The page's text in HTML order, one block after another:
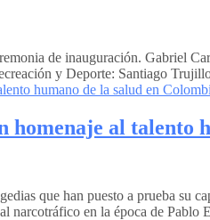
de inauguración. Gabriel
y Deporte: Santiago
homenaje al talento
que han puesto a prueba su
narcotráfico en la época de Pablo